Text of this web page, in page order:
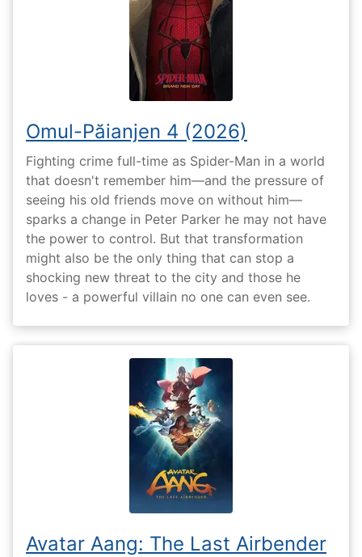
Omul-Păianjen 4 (2026)
Fighting crime full-time as Spider-Man in a world
that doesn't remember him—and the pressure of
seeing his old friends move on without him—
sparks a change in Peter Parker he may not have
the power to control. But that transformation
might also be the only thing that can stop a
shocking new threat to the city and those he
loves - a powerful villain no one can even see.
Avatar Aang: The Last Airbender